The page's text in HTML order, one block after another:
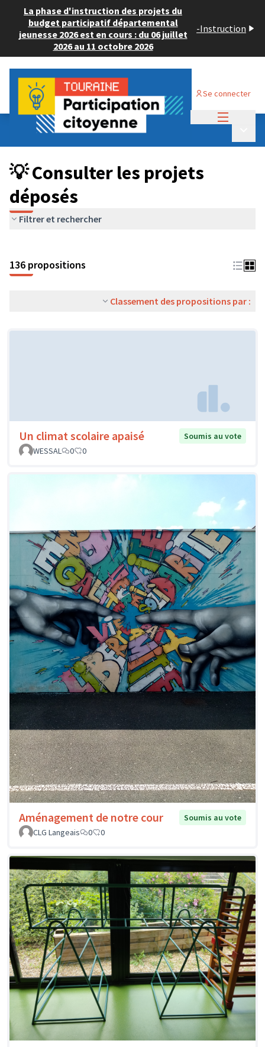
La phase d'instruction des projets du
budget participatif départemental
jeunesse 2026 est en cours : du 06 juillet
2026 au 11 octobre 2026
-Instruction
Se connecter
Budget Participatif JEUNESSE 2024
💡 Consulter les projets déposés
💡 Consulter les projets
déposés
Filtrer et rechercher
136 propositions
Classement des propositions par :
Un climat scolaire apaisé
Soumis au vote
WESSAL
0 0
Aménagement de notre cour
Soumis au vote
CLG Langeais
0 0